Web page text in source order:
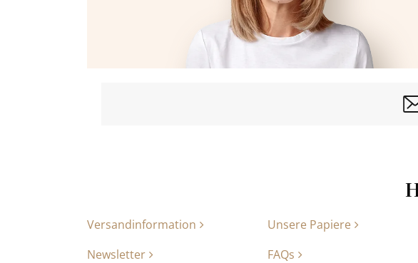
Versandinformation Unsere Papiere
Newsletter
FAQs